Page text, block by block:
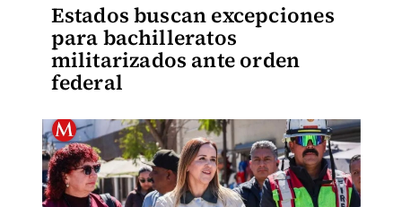
Estados buscan excepciones
para bachilleratos
militarizados ante orden
federal